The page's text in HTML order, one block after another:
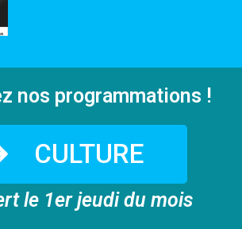
nos programmations !
CULTURE
le 1er jeudi du mois